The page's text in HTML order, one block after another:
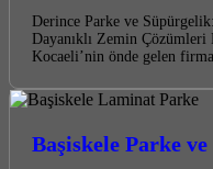
Derince Parke ve
Dayanıklı Zemin Çözümleri
Kocaeli’nin önde gelen
Başiskele Parke